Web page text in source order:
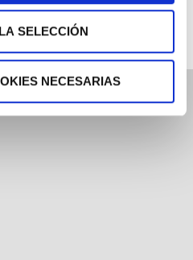
SELECCIÓN
NECESARIAS